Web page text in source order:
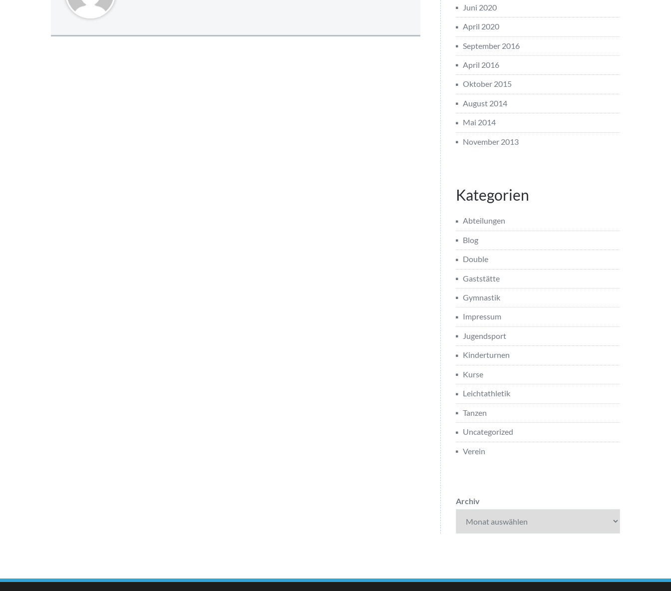
Juni 2020
April 2020
September 2016
April 2016
Oktober 2015
August 2014
Mai 2014
November 2013
Kategorien
Abteilungen
Blog
Double
Gaststätte
Gymnastik
Impressum
Jugendsport
Kinderturnen
Kurse
Leichtathletik
Tanzen
Uncategorized
Verein
Archiv